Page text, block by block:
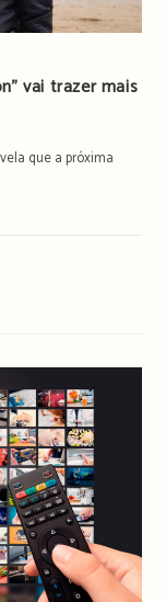
vai trazer mais
que a próxima